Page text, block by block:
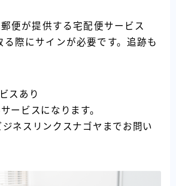
便が提供する宅配便サービス
る際にサインが必要です。追跡も
スあり
ービスになります。
スリンクスナゴヤまでお問い